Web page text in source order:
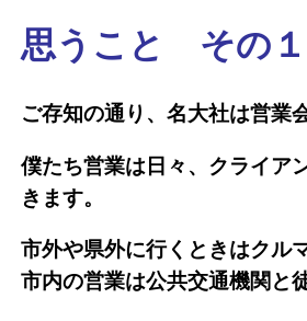
思うこと その１
ご存知の通り、名大社は営業
僕たち営業は日々、クライア
きます。
市外や県外に行くときはクル
市内の営業は公共交通機関と